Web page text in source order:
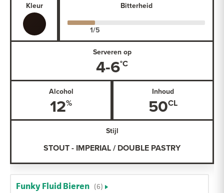
Kleur Bitterheid
Serveren op
4-6
Alcohol
12
Inhoud
50
Stijl
STOUT - IMPERIAL / DOUBLE PASTRY
Funky Fluid Bieren (6)